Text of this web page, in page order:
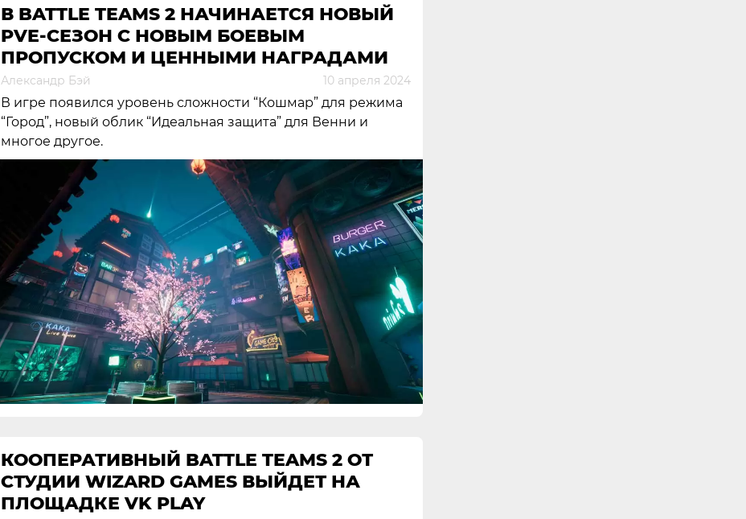
В BATTLE TEAMS 2 НАЧИНАЕТСЯ НОВЫЙ
PVE-СЕЗОН С НОВЫМ БОЕВЫМ
ПРОПУСКОМ И ЦЕННЫМИ НАГРАДАМИ
Александр Бэй 10 апреля 2024
В игре появился уровень сложности “Кошмар” для режима
“Город”, новый облик “Идеальная защита” для Венни и
многое другое.
КООПЕРАТИВНЫЙ BATTLE TEAMS 2 ОТ
СТУДИИ WIZARD GAMES ВЫЙДЕТ НА
ПЛОЩАДКЕ VK PLAY